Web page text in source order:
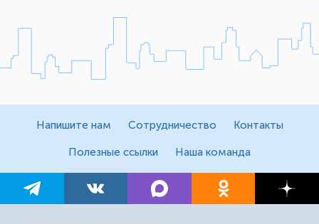
Напишите нам Сотрудничество Контакты
Полезные ссылки Наша команда